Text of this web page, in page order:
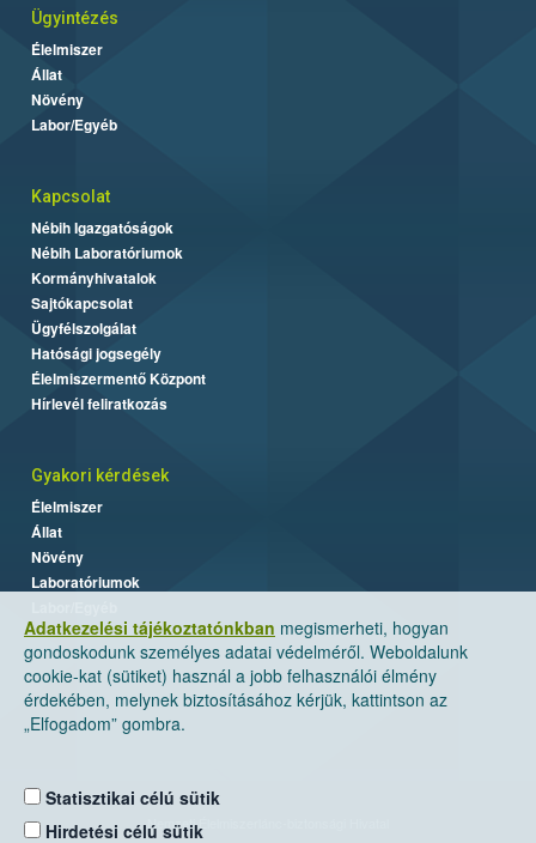
Adatkezelési tájékoztatónkban megismerheti, hogyan
gondoskodunk személyes adatai védelméről. Weboldalunk
cookie-kat (sütiket) használ a jobb felhasználói élmény
érdekében, melynek biztosításához kérjük, kattintson az
„Elfogadom” gombra.
Statisztikai célú sütik
Hirdetési célú sütik
Ügyintézés
Élelmiszer
Állat
Növény
Labor/Egyéb
Kapcsolat
Nébih Igazgatóságok
Nébih Laboratóriumok
Kormányhivatalok
Sajtókapcsolat
Ügyfélszolgálat
Hatósági jogsegély
Élelmiszermentő Központ
Hírlevél feliratkozás
Gyakori kérdések
Élelmiszer
Állat
Növény
Laboratóriumok
Nemzeti Élelmiszerlánc-biztonsági Hivatal